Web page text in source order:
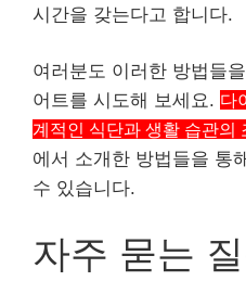
시간을 갖는다고 합니다.
여러분도 이러한 방법들
어트를 시도해 보세요. 다
계적인 식단과 생활 습관의
에서 소개한 방법들을 통
수 있습니다.
자주 묻는